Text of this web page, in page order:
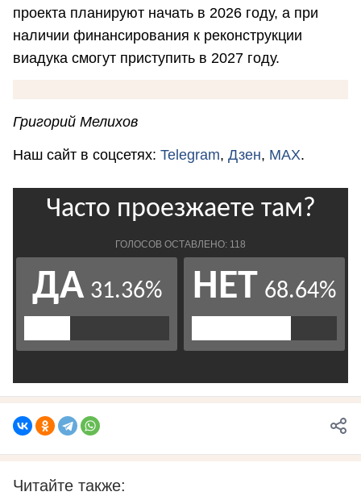
проекта планируют начать в 2026 году, а при
наличии финансирования к реконструкции
виадука смогут приступить в 2027 году.
Григорий Мелихов
Наш сайт в соцсетях: Telegram, Дзен, MAX.
Читайте также: